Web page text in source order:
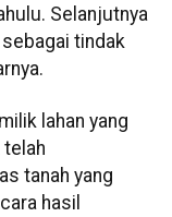
Selanjutnya
tindak
lahan yang
tanah yang
hasil